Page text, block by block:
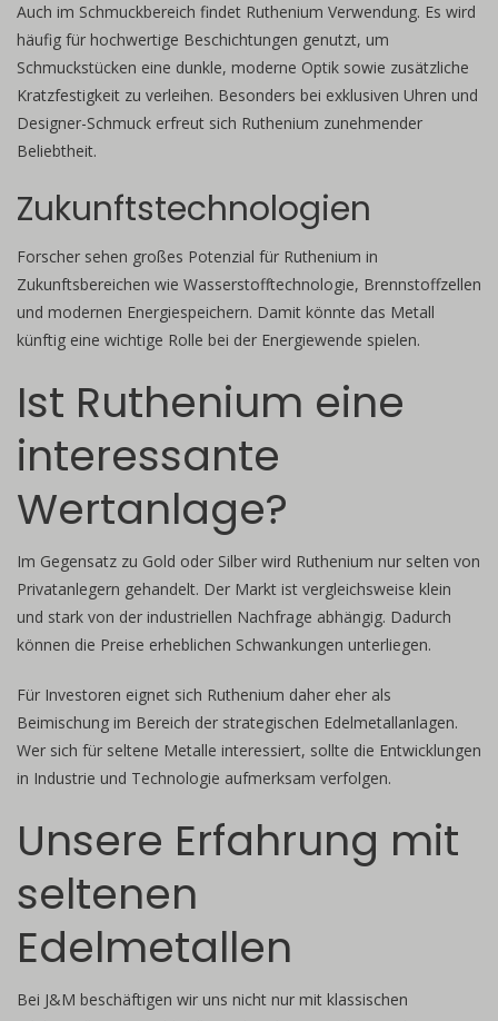
Auch im Schmuckbereich findet Ruthenium Verwendung. Es wird
häufig für hochwertige Beschichtungen genutzt, um
Schmuckstücken eine dunkle, moderne Optik sowie zusätzliche
Kratzfestigkeit zu verleihen. Besonders bei exklusiven Uhren und
Designer-Schmuck erfreut sich Ruthenium zunehmender
Beliebtheit.
Zukunftstechnologien
Forscher sehen großes Potenzial für Ruthenium in
Zukunftsbereichen wie Wasserstofftechnologie, Brennstoffzellen
und modernen Energiespeichern. Damit könnte das Metall
künftig eine wichtige Rolle bei der Energiewende spielen.
Ist Ruthenium eine
interessante
Wertanlage?
Im Gegensatz zu Gold oder Silber wird Ruthenium nur selten von
Privatanlegern gehandelt. Der Markt ist vergleichsweise klein
und stark von der industriellen Nachfrage abhängig. Dadurch
können die Preise erheblichen Schwankungen unterliegen.
Für Investoren eignet sich Ruthenium daher eher als
Beimischung im Bereich der strategischen Edelmetallanlagen.
Wer sich für seltene Metalle interessiert, sollte die Entwicklungen
in Industrie und Technologie aufmerksam verfolgen.
Unsere Erfahrung mit
seltenen
Edelmetallen
Bei J&M beschäftigen wir uns nicht nur mit klassischen